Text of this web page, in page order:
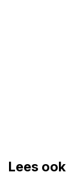
Lees ook